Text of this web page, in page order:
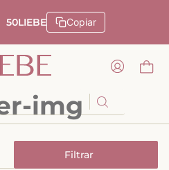
50LIEBE Copiar
Filtrar